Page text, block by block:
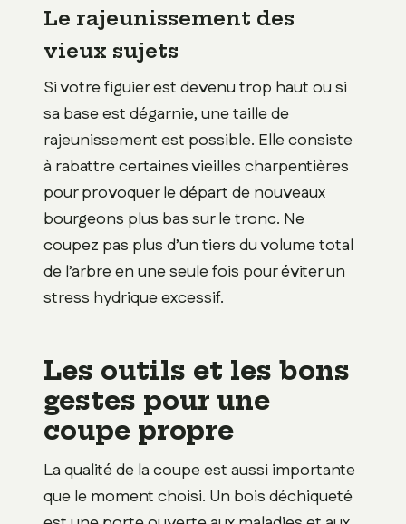
Le rajeunissement des
vieux sujets
Si votre figuier est devenu trop haut ou si
sa base est dégarnie, une taille de
rajeunissement est possible. Elle consiste
à rabattre certaines vieilles charpentières
pour provoquer le départ de nouveaux
bourgeons plus bas sur le tronc. Ne
coupez pas plus d’un tiers du volume total
de l’arbre en une seule fois pour éviter un
stress hydrique excessif.
Les outils et les bons
gestes pour une
coupe propre
La qualité de la coupe est aussi importante
que le moment choisi. Un bois déchiqueté